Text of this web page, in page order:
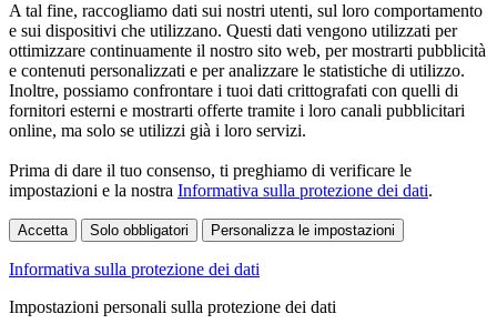
A tal fine, raccogliamo dati sui nostri utenti, sul loro comportamento
e sui dispositivi che utilizzano. Questi dati vengono utilizzati per
ottimizzare continuamente il nostro sito web, per mostrarti pubblicità
e contenuti personalizzati e per analizzare le statistiche di utilizzo.
Inoltre, possiamo confrontare i tuoi dati crittografati con quelli di
fornitori esterni e mostrarti offerte tramite i loro canali pubblicitari
online, ma solo se utilizzi già i loro servizi.
Prima di dare il tuo consenso, ti preghiamo di verificare le
impostazioni e la nostra Informativa sulla protezione dei dati.
Accetta Solo obbligatori Personalizza le impostazioni
Informativa sulla protezione dei dati
Impostazioni personali sulla protezione dei dati